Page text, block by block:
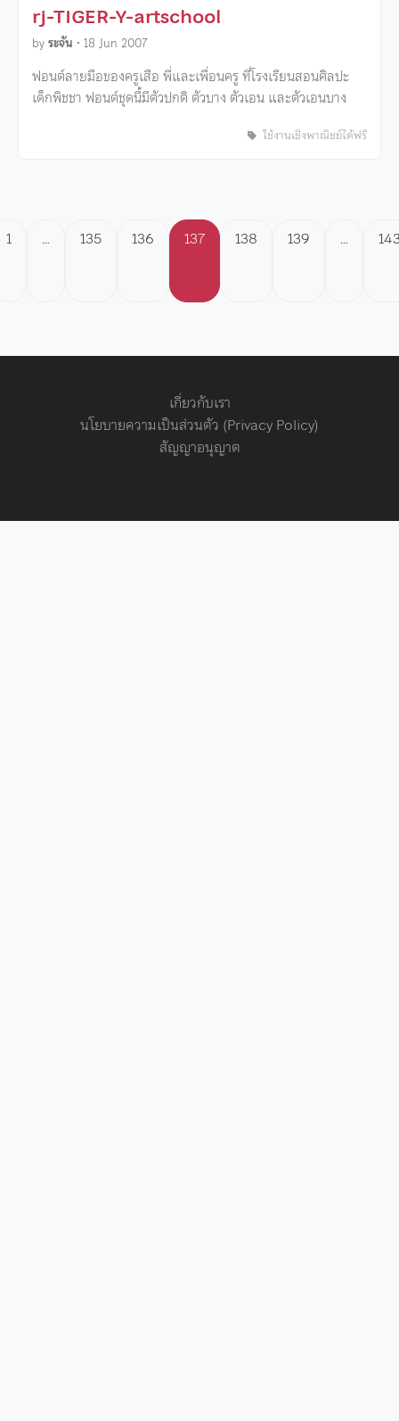
rj-TIGER-Y-artschool
byระจัน • 18 Jun 2007
ฟอนต์ลายมือของครูเสือ พี่และเพื่อนครู ที่โรงเรียนสอนศิลปะ
เด็กพิชชา ฟอนต์ชุดนี้มีตัวปกติ ตัวบาง ตัวเอน และตัวเอนบาง
ใช้งานเชิงพาณิชย์ได้ฟรี
Posts
1 … 135 136 137 138 139 …
เกี่ยวกับเรา
นโยบายความเป็นส่วนตัว (Privacy Policy)
สัญญาอนุญาต